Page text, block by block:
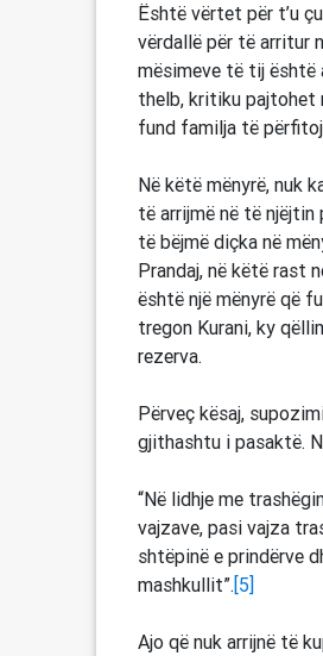
Është vërtet për t’u
vërdallë për të arritur
mësimeve të tij është
thelb, kritiku pajtohet
fund familja të
Në këtë mënyrë, nuk
të arrijmë në të
të bëjmë diçka në
Prandaj, në këtë rast
është një mënyrë që
tregon Kurani, ky
rezerva.
Përveç kësaj,
gjithashtu i pasaktë.
“Në lidhje me
vajzave, pasi vajza
shtëpinë e prindërve
mashkullit”.[5]
Ajo që nuk arrijnë të